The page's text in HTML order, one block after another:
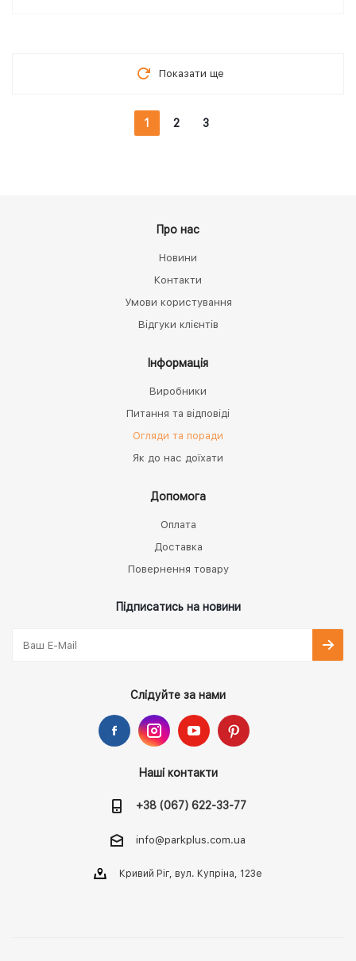
Показати ще
1 2 3
Про нас
Новини
Контакти
Умови користування
Відгуки клієнтів
Інформація
Виробники
Питання та відповіді
Огляди та поради
Як до нас доїхати
Допомога
Оплата
Доставка
Повернення товару
Підписатись на новини
Слідуйте за нами
Наші контакти
+38 (067) 622-33-77
info@parkplus.com.ua
Кривий Ріг, вул. Купріна, 123е